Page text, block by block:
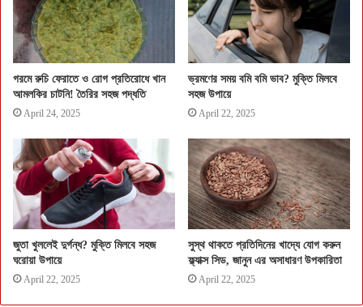
গরমে রুচি ফেরাতে ও রোগ প্রতিরোধে খান
আমলকির চাটনি! তৈরির সহজ পদ্ধতি
April 24, 2025
ভ্রমণের সময় বমি বমি ভাব? মুক্তি মিলবে
সহজ উপায়ে
April 22, 2025
জুতা খুললেই দুর্গন্ধ? মুক্তি মিলবে সহজ
ঘরোয়া উপায়ে
April 22, 2025
সুস্থ থাকতে প্রতিদিনের খাদ্যে যোগ করুন
ফ্ল্যাক্স সিড, জানুন এর অসাধারণ উপকারিতা
April 22, 2025